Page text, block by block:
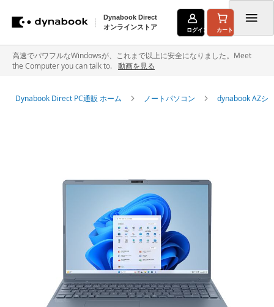
Dynabook Direct
オンラインストア
ログイン カート
高速でパワフルなWindowsが、これまで以上に安全になりました。Meet
the Computer you can talk to.
動画を見る
Dynabook Direct PC通販 ホーム ノートパソコン dynabook AZシ